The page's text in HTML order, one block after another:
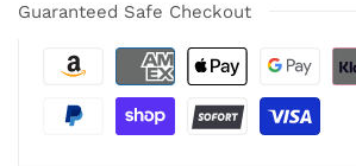
Guaranteed Safe Checkout